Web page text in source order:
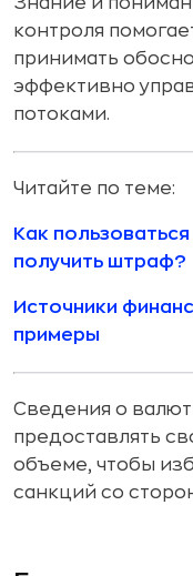
контроля
принимать
эффективно
потоками.
Читайте по теме:
Как
получить штраф?
Источники
примеры
Сведения о
предоставлять
объеме, чтобы
санкций со